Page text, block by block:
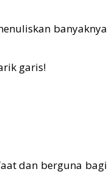
banyaknya
garis!
dan berguna bagi